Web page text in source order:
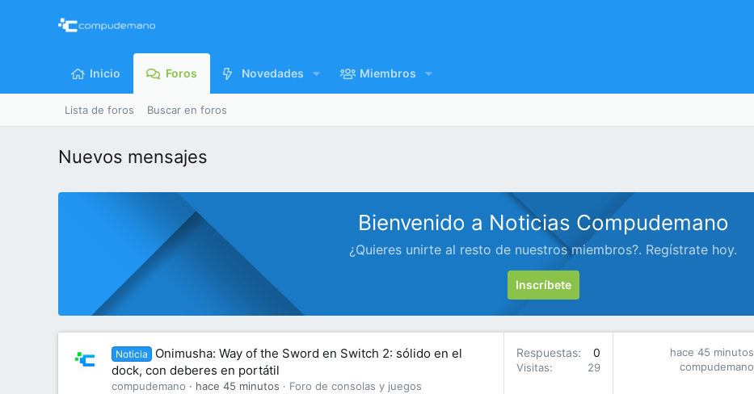
Inicio Foros Novedades Miembros
Lista de foros Buscar en foros
Nuevos mensajes
Bienvenido a Noticias Compudemano
¿Quieres unirte al resto de nuestros miembros?. Regístrate hoy.
Inscríbete
Noticia
Onimusha: Way of the Sword en Switch 2: sólido en el
dock, con deberes en portátil
compudemano hace 45 minutos Foro de consolas y juegos
Respuestas 0
Visitas 29
hace 45 minutos
compudemano